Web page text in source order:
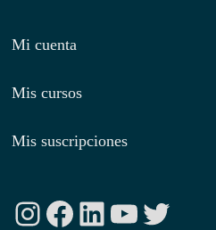
Mi cuenta
Mis cursos
Mis suscripciones
Instagram
Facebook
LinkedIn
YouTube
Twitter